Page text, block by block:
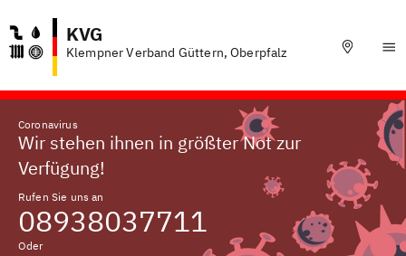
KVG
Klempner Verband Güttern, Oberpfalz
Coronavirus
Wir stehen ihnen in größter Not zur
Verfügung!
Rufen Sie uns an
08938037711
Oder